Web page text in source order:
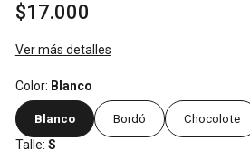
$17.000
Ver más detalles
Color: Blanco
Blanco Bordó Chocolote
Talle: S